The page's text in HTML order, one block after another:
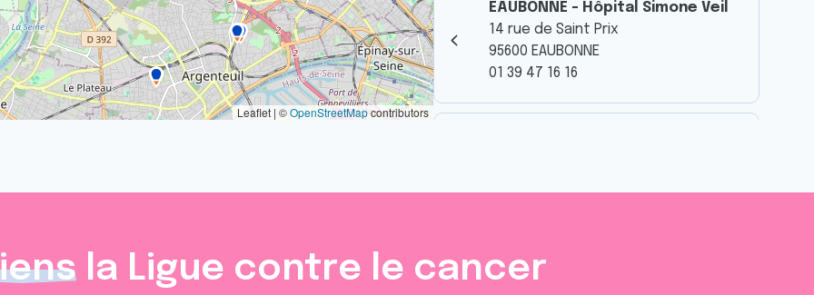
Leaflet | ©OpenStreetMapcontributors
EAUBONNE - Hôpital Simone Veil
14 rue de Saint Prix
95600 EAUBONNE
01 39 47 16 16
la Ligue contre le cancer